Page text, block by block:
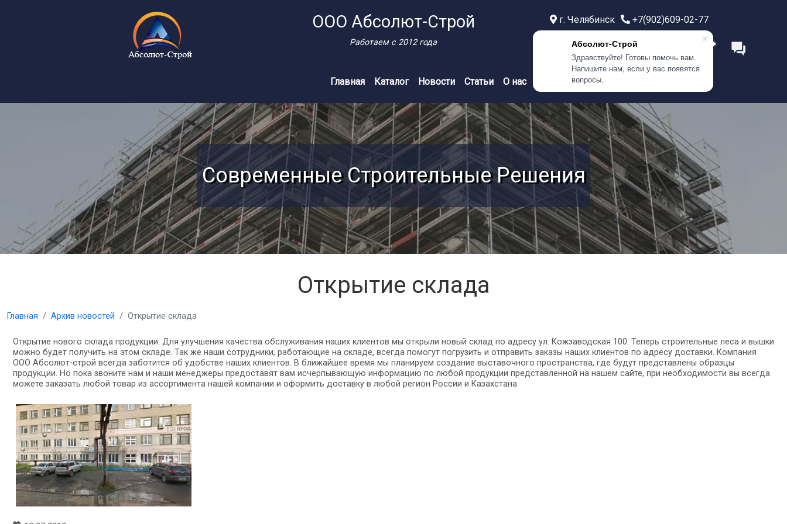
Абсолют-Строй
Здравствуйте! Готовы помочь вам.
Напишите нам, если у вас появятся
вопросы.
ООО Абсолют-Строй
Работаем с 2012 года
г. Челябинск
+7(902)609-02-77
+7(999)586-21-77
г. Самара
+7(908)0400-304
Главная Каталог Новости Статьи О нас Контакты
Современные Строительные Решения
Открытие склада
Главная Архив новостей Открытие склада
Открытие нового склада продукции. Для улучшения качества обслуживания наших клиентов мы открыли новый склад по адресу ул. Кожзаводская 100. Теперь строительные леса и вышки
можно будет получить на этом складе. Так же наши сотрудники, работающие на складе, всегда помогут погрузить и отправить заказы наших клиентов по адресу доставки. Компания
ООО Абсолют-строй всегда заботится об удобстве наших клиентов. В ближайшее время мы планируем создание выставочного пространства, где будут представлены образцы
продукции. Но пока звоните нам и наши менеджеры предоставят вам исчерпывающую информацию по любой продукции представленной на нашем сайте, при необходимости вы всегда
можете заказать любой товар из ассортимента нашей компании и оформить доставку в любой регион России и Казахстана.